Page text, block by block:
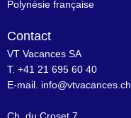
Polynésie française
Contact
VT Vacances SA
T. +41 21 695 60 40
E-mail. info@vtvacances.ch